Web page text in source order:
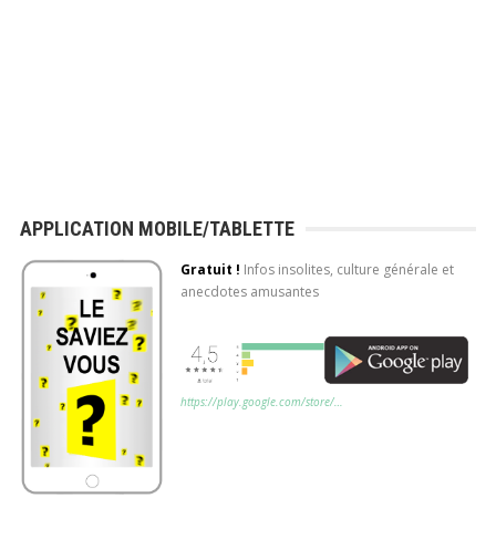
APPLICATION MOBILE/TABLETTE
Gratuit ! Infos insolites, culture générale et
anecdotes amusantes
https://play.google.com/store/…
Application mobile gratuite (Android)